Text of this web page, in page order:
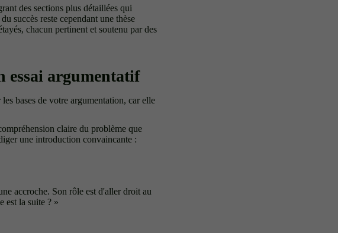
des sections plus détaillées qui
succès reste cependant une thèse
chacun pertinent et soutenu par des
essai argumentatif
bases de votre argumentation, car elle
claire du problème que
une introduction convaincante :
accroche. Son rôle est d'aller droit au
est la suite ? »